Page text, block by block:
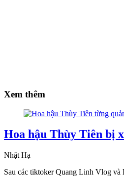
Xem thêm
Hoa hậu Thùy Tiên bị
Nhật Hạ
Sau các tiktoker Quang Linh Vlog